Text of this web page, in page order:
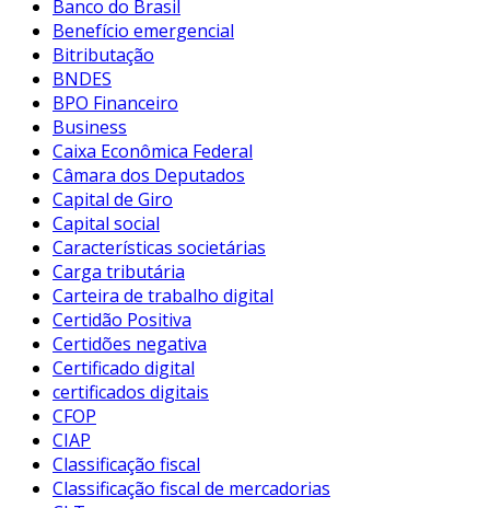
Banco do Brasil
Benefício emergencial
Bitributação
BNDES
BPO Financeiro
Business
Caixa Econômica Federal
Câmara dos Deputados
Capital de Giro
Capital social
Características societárias
Carga tributária
Carteira de trabalho digital
Certidão Positiva
Certidões negativa
Certificado digital
certificados digitais
CFOP
CIAP
Classificação fiscal
Classificação fiscal de mercadorias